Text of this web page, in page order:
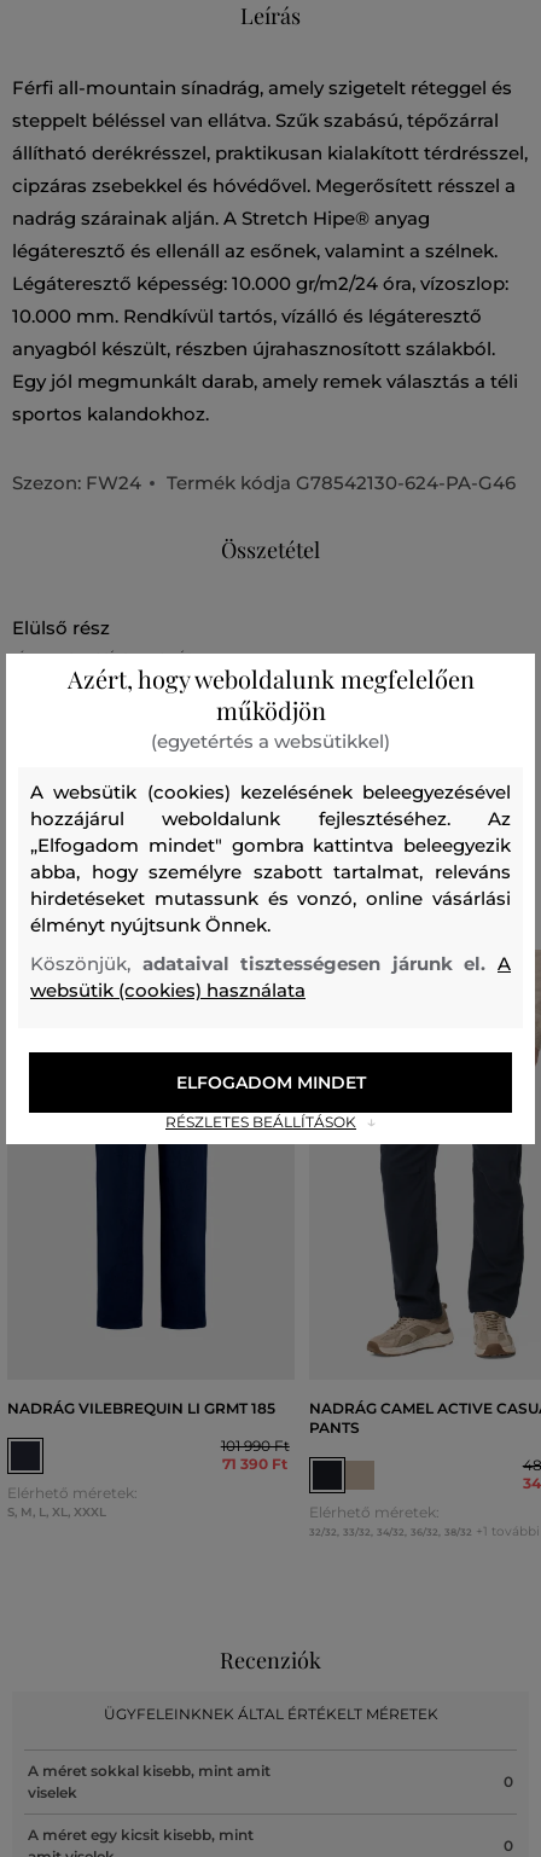
Leírás
Férfi all-mountain sínadrág, amely szigetelt réteggel és
steppelt béléssel van ellátva. Szűk szabású, tépőzárral
állítható derékrésszel, praktikusan kialakított térdrésszel,
cipzáras zsebekkel és hóvédővel. Megerősített résszel a
nadrág szárainak alján. A Stretch Hipe® anyag
légáteresztő és ellenáll az esőnek, valamint a szélnek.
Légáteresztő képesség: 10.000 gr/m2/24 óra, vízoszlop:
10.000 mm. Rendkívül tartós, vízálló és légáteresztő
anyagból készült, részben újrahasznosított szálakból.
Egy jól megmunkált darab, amely remek választás a téli
sportos kalandokhoz.
Szezon: FW24 Termék kódja G78542130-624-PA-G46
Összetétel
elülső rész
ÚJRAHASZNOSÍTOTT POLIÉSZTER
100 %
100 %
Ajánlott termékek
NADRÁG VILEBREQUIN LI GRMT 185
101 990 Ft
71 390 Ft
Elérhető méretek:
S, M, L, XL, XXXL
NADRÁG CAMEL ACTIVE
PANTS
Elérhető méretek:
32/32 33/32 34/32 36/32 38/32 +1 további
Recenziók
ÜGYFELEINKNEK ÁLTAL ÉRTÉKELT MÉRETEK
A méret sokkal kisebb, mint amit
viselek
0
A méret egy kicsit kisebb, mint
0
Azért, hogy weboldalunk megfelelően
működjön
(egyetértés a websütikkel)
A websütik (cookies) kezelésének beleegyezésével
hozzájárul weboldalunk fejlesztéséhez. Az
„Elfogadom mindet" gombra kattintva beleegyezik
abba, hogy személyre szabott tartalmat, releváns
hirdetéseket mutassunk és vonzó, online vásárlási
élményt nyújtsunk Önnek.
Köszönjük, adataival tisztességesen járunk el.A
websütik (cookies) használata
RÉSZLETES BEÁLLÍTÁSOK
ELFOGADOM MINDET